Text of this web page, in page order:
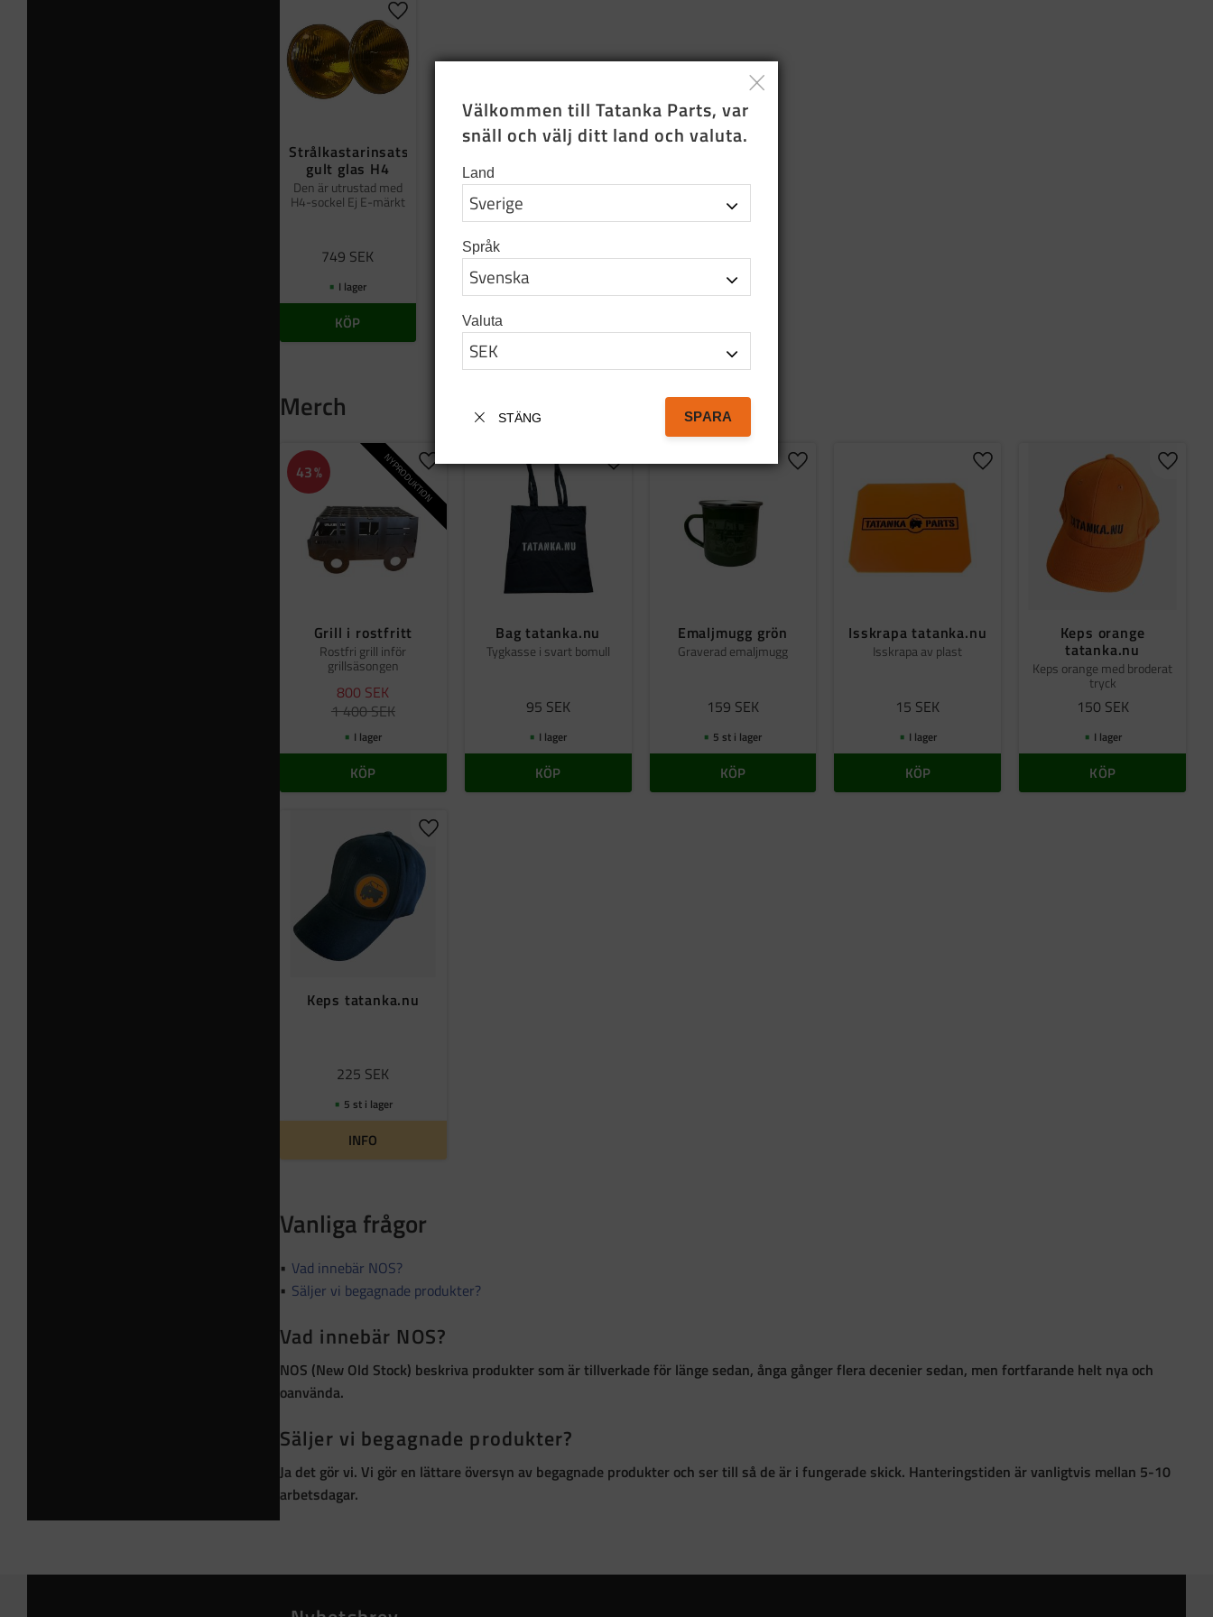
Strålkastarinsats
gult glas H4
Den är utrustad med
H4-sockel Ej E-märkt
749 SEK
Lägg till i favoriter
I lager
KÖP
Merch
Grill i rostfritt
Rostfri grill inför
grillsäsongen
800 SEK
1 400SEK
43% NYPRODUKTIONLägg till i favoriter
I lager
KÖP
Bag tatanka.nu
Tygkasse i svart bomull
95 SEK
Lägg till i favoriter
I lager
KÖP
Emaljmugg grön
Graverad emaljmugg
159 SEK
Lägg till i favoriter
5 st i lager
KÖP
Isskrapa tatanka.nu
Isskrapa av plast
15 SEK
Lägg till i favoriter
I lager
KÖP
Keps orange
tatanka.nu
Keps orange med broderat
tryck
150 SEK
Lägg
I lager
KÖP
Keps tatanka.nu
225 SEK
Lägg till i favoriter
5 st i lager
INFO
Vanliga frågor
Vad innebär NOS?
Säljer vi begagnade produkter?
Vad innebär NOS?
NOS (New Old Stock) beskriva produkter som ärtillverkade för länge sedan, ånga gånger flera decenier sedan, men fortfarande helt nya och
oanvända.
Säljer vi begagnade produkter?
Ja det gör vi. Vi gör en lättare översyn av begagnade produkter och ser till så de är i fungerade skick. Hanteringstiden är vanligtvis mellan 5-10
arbetsdagar.
Välkommen till Tatanka Parts, var
snäll och välj ditt land och valuta.
Land
Språk
Valuta
STÄNG SPARA